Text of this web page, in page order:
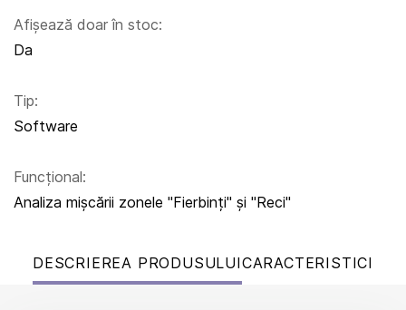
Afișează doar în stoc:
Da
Tip:
Software
Funcțional:
Analiza mișcării zonele "Fierbinți" și "Reci"
DESCRIEREA PRODUSULUICARACTERISTICI